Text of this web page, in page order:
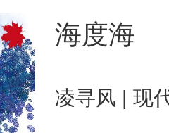
海度海
凌寻风 | 现